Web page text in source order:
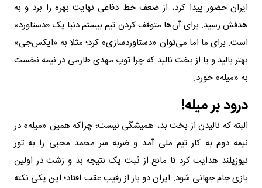
ایران حضور پیدا کرد، از ضعف خط دفاعی نهایت بهره را برد و به
هدفش رسید. برای آن‌ها متوقف کردن تیم بیستم دنیا یک «دستاورد»
است. برای ما اما می‌توان «دستاوردسازی» کرد؛ مثلا به «ایکس‌جی»
بهتر بالید و یا از بخت نالید که چرا توپ مهدی طارمی در نیمه نخست
به «میله» خورد.
درود بر میله!
البته که نالیدن از بخت بد، همیشگی نیست؛ چراکه همین «میله» در
نیمه دوم به کار تیم ملی آمد و ضربه سر محمد محبی را به تور
نیوزیلند هدایت کرد تا مانع از ثبت یک نتیجه بد و زشت در اولین
بازی جام جهانی شود. ایران دو بار از رقیب عقب افتاد؛ این یکی نکته